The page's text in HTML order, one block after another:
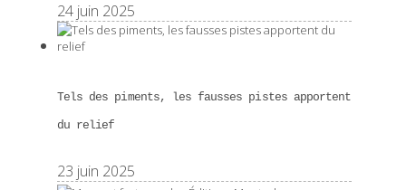
24 juin 2025
Tels des piments, les fausses pistes apportent
du relief
23 juin 2025